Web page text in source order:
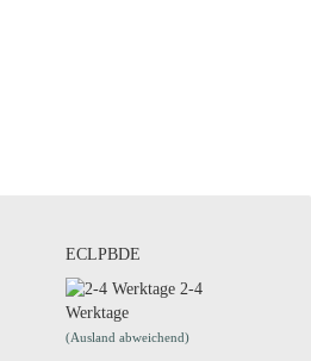
ECLPBDE
2-4
Werktage
(Ausland abweichend)